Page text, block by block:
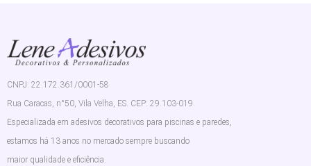
CNPJ: 22.172.361/0001-58
Rua Caracas, n°50, Vila Velha, ES. CEP: 29.103-019.
Especializada em adesivos decorativos para piscinas e paredes,
estamos há 13 anos no mercado sempre buscando
maior qualidade e eficiência.